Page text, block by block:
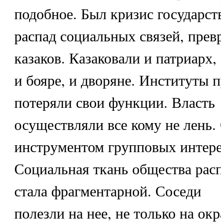
подобное. Был кризис
распад социальных связей,
казаков. Казаковали и патриарх,
и бояре, и дворяне. Институты
потеряли свои функции. Власть
осуществляли все кому не
инструментом групповых
Социальная ткань общества
стала фрагментарной. Соседи
полезли на нее, не только на